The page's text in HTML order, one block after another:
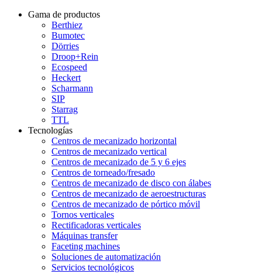
Gama de productos
Berthiez
Bumotec
Dörries
Droop+Rein
Ecospeed
Heckert
Scharmann
SIP
Starrag
TTL
Tecnologías
Centros de mecanizado horizontal
Centros de mecanizado vertical
Centros de mecanizado de 5 y 6 ejes
Centros de torneado/fresado
Centros de mecanizado de disco con álabes
Centros de mecanizado de aeroestructuras
Centros de mecanizado de pórtico móvil
Tornos verticales
Rectificadoras verticales
Máquinas transfer
Faceting machines
Soluciones de automatización
Servicios tecnológicos